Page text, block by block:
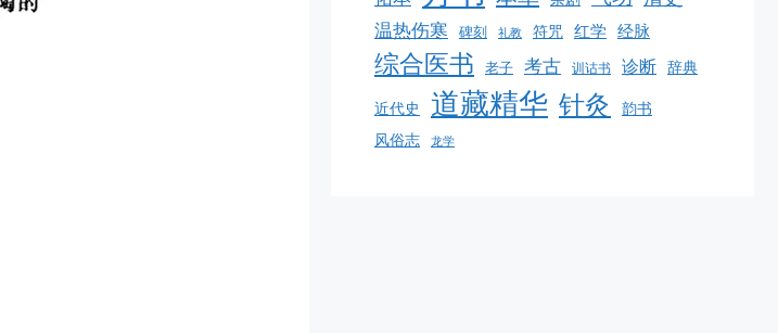
温热伤寒 碑刻 礼教 符咒 红学 经脉
综合医书 老子 考古 训诂书 诊断 辞典
近代史 道藏精华 针灸 韵书
风俗志 龙学